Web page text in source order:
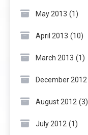
May 2013 (1)
April 2013 (10)
March 2013 (1)
December 2012
August 2012 (3)
July 2012 (1)